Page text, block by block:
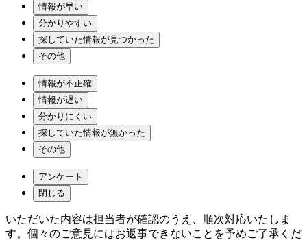
情報が早い
分かりやすい
探していた情報が見つかった
その他
情報が不正確
情報が遅い
分かりにくい
探していた情報が無かった
その他
アンケート
閉じる
いただいた内容は担当者が確認のうえ、順次対応いたしま
す。個々のご意見にはお返事できないことを予めご了承くだ